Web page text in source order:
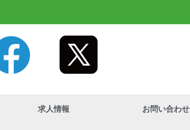
求人情報 お問い合わせ